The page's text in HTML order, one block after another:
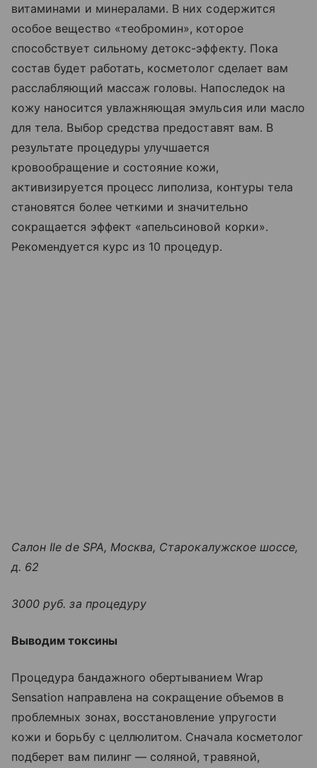
витаминами и минералами. В них содержится
особое вещество «теобромин», которое
способствует сильному детокс-эффекту. Пока
состав будет работать, косметолог сделает вам
расслабляющий массаж головы. Напоследок на
кожу наносится увлажняющая эмульсия или масло
для тела. Выбор средства предоставят вам. В
результате процедуры улучшается
кровообращение и состояние кожи,
активизируется процесс липолиза, контуры тела
становятся более четкими и значительно
сокращается эффект «апельсиновой корки».
Рекомендуется курс из 10 процедур.
Салон Ile de SPA, Москва, Старокалужское шоссе,
д. 62
3000 руб. за процедуру
Выводим токсины
Процедура бандажного обертыванием Wrap
Sensation направлена на сокращение объемов в
проблемных зонах, восстановление упругости
кожи и борьбу с целлюлитом. Сначала косметолог
подберет вам пилинг — соляной, травяной,